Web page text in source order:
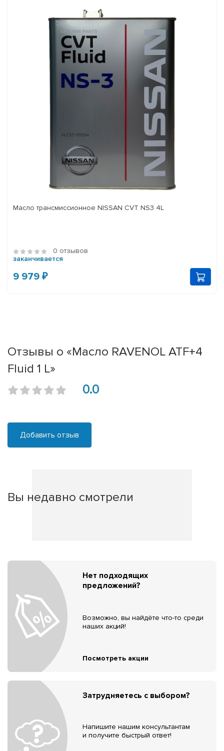
Масло трансмиссионное NISSAN CVT NS3 4L
0 отзывов
заканчивается
9 979 ₽
Отзывы о «Масло RAVENOL ATF+4
Fluid 1 L»
0.0
Добавить отзыв
Вы недавно смотрели
Нет подходящих
предложений?
Возможно, вы найдёте что-то среди
наших акций!
Посмотреть акции
Затрудняетесь с выбором?
Напишите нашим консультантам
и получите быстрый ответ!